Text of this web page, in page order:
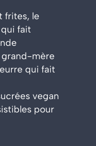
frites, le
fait
mère
qui fait
vegan
pour